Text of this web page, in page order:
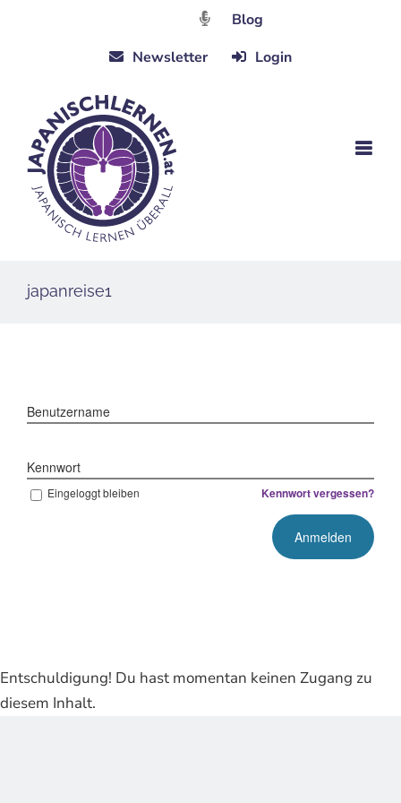
Blog
Newsletter
Login
japanreise1
Benutzername
Kennwort
Eingeloggt bleiben Kennwort vergessen?
Entschuldigung! Du hast momentan keinen Zugang zu
diesem Inhalt.